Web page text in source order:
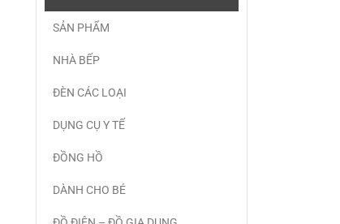
SẢN PHẨM
NHÀ BẾP
ĐÈN CÁC LOẠI
DỤNG CỤ Y TẾ
ĐỒNG HỒ
DÀNH CHO BÉ